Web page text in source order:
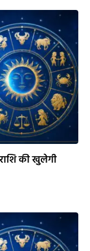
की खुलेगी